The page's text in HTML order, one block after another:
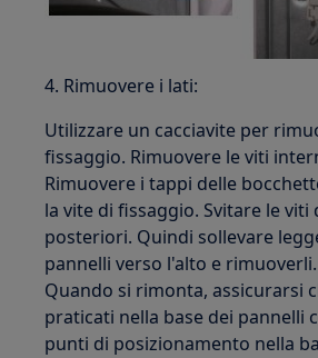
4. Rimuovere i lati:
Utilizzare un cacciavite per
fissaggio. Rimuovere le viti
Rimuovere i tappi delle
la vite di fissaggio. Svitare le viti
posteriori. Quindi sollevare
pannelli verso l'alto e rimuoverli.
Quando si rimonta, assicurarsi
praticati nella base dei pannelli
punti di posizionamento nella